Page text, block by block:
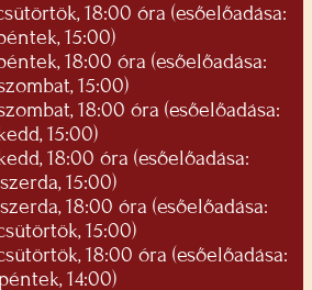
18:00 óra (esőelőadása:
15:00)
18:00 óra (esőelőadása:
15:00)
18:00 óra (esőelőadása:
15:00)
18:00 óra (esőelőadása:
15:00)
18:00 óra (esőelőadása:
15:00)
18:00 óra (esőelőadása:
14:00)